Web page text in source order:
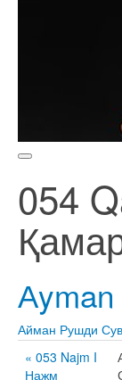
054
Аyman
Айман Рушди
« 053 Najm I
Нажм